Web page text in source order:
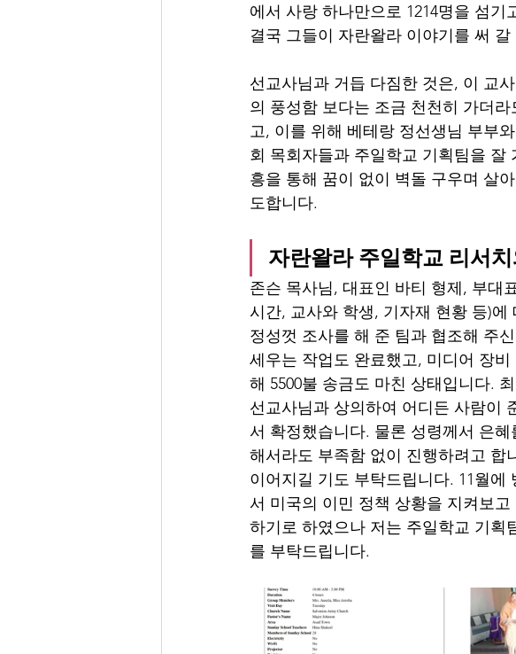
에서 사랑 하나만으로 1214명을 섬
결국 그들이 자란왈라 이야기를 써
선교사님과 거듭 다짐한 것은, 이 교
의 풍성함 보다는 조금 천천히 가더
고, 이를 위해 베테랑 정선생님 부부
회 목회자들과 주일학교 기획팀을 잘
흥을 통해 꿈이 없이 벽돌 구우며 살
도합니다.
자란왈라 주일학교 리서
존슨 목사님, 대표인 바티 형제, 부대
시간, 교사와 학생, 기자재 현황 등)
정성껏 조사를 해 준 팀과 협조해 주
세우는 작업도 완료했고, 미디어 장
해 5500불 송금도 마친 상태입니다.
선교사님과 상의하여 어디든 사람이
서 확정했습니다. 물론 성령께서 은
해서라도 부족함 없이 진행하려고 합
이어지길 기도 부탁드립니다. 11월
서 미국의 이민 정책 상황을 지켜보
하기로 하였으나 저는 주일학교 기획
를 부탁드립니다.